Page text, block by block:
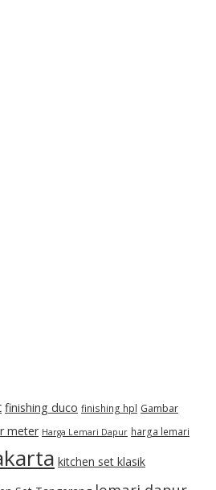
finishing duco finishing hpl Gambar
meter Harga Lemari Dapur harga lemari
kitchen set klasik